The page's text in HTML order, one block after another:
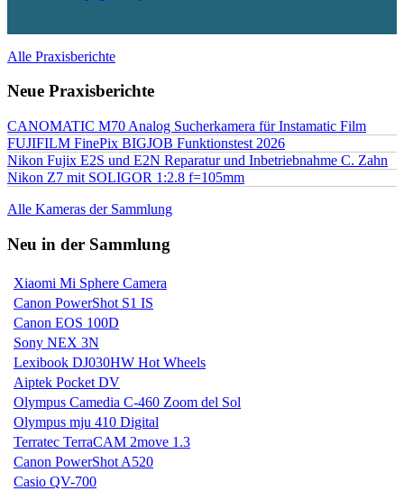
Alle Praxisberichte
Neue Praxisberichte
CANOMATIC M70 Analog Sucherkamera für Instamatic Film
FUJIFILM FinePix BIGJOB Funktionstest 2026
Nikon Fujix E2S und E2N Reparatur und Inbetriebnahme C. Zahn
Nikon Z7 mit SOLIGOR 1:2.8 f=105mm
Alle Kameras der Sammlung
Neu in der Sammlung
Xiaomi Mi Sphere Camera
Canon PowerShot S1 IS
Canon EOS 100D
Sony NEX 3N
Lexibook DJ030HW Hot Wheels
Aiptek Pocket DV
Olympus Camedia C-460 Zoom del Sol
Olympus mju 410 Digital
Terratec TerraCAM 2move 1.3
Canon PowerShot A520
Casio QV-700